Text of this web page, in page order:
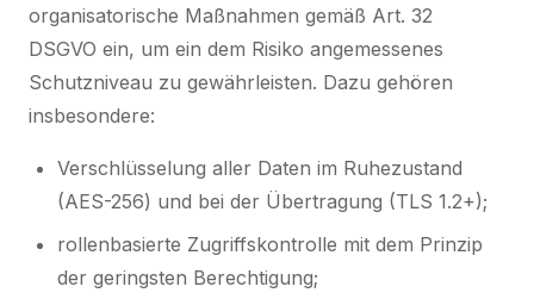
organisatorische Maßnahmen gemäß Art. 32
DSGVO ein, um ein dem Risiko angemessenes
Schutzniveau zu gewährleisten. Dazu gehören
insbesondere:
Verschlüsselung aller Daten im Ruhezustand
(AES-256) und bei der Übertragung (TLS 1.2+);
rollenbasierte Zugriffskontrolle mit dem Prinzip
der geringsten Berechtigung;